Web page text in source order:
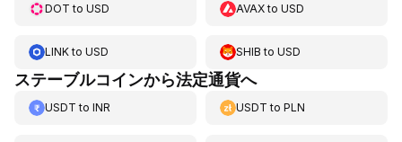
DOT to USD AVAXtoUSD
LINKto USD SHIB toUSD
ステーブルコインから法定通貨へ
USDT to INR USDT toPLN